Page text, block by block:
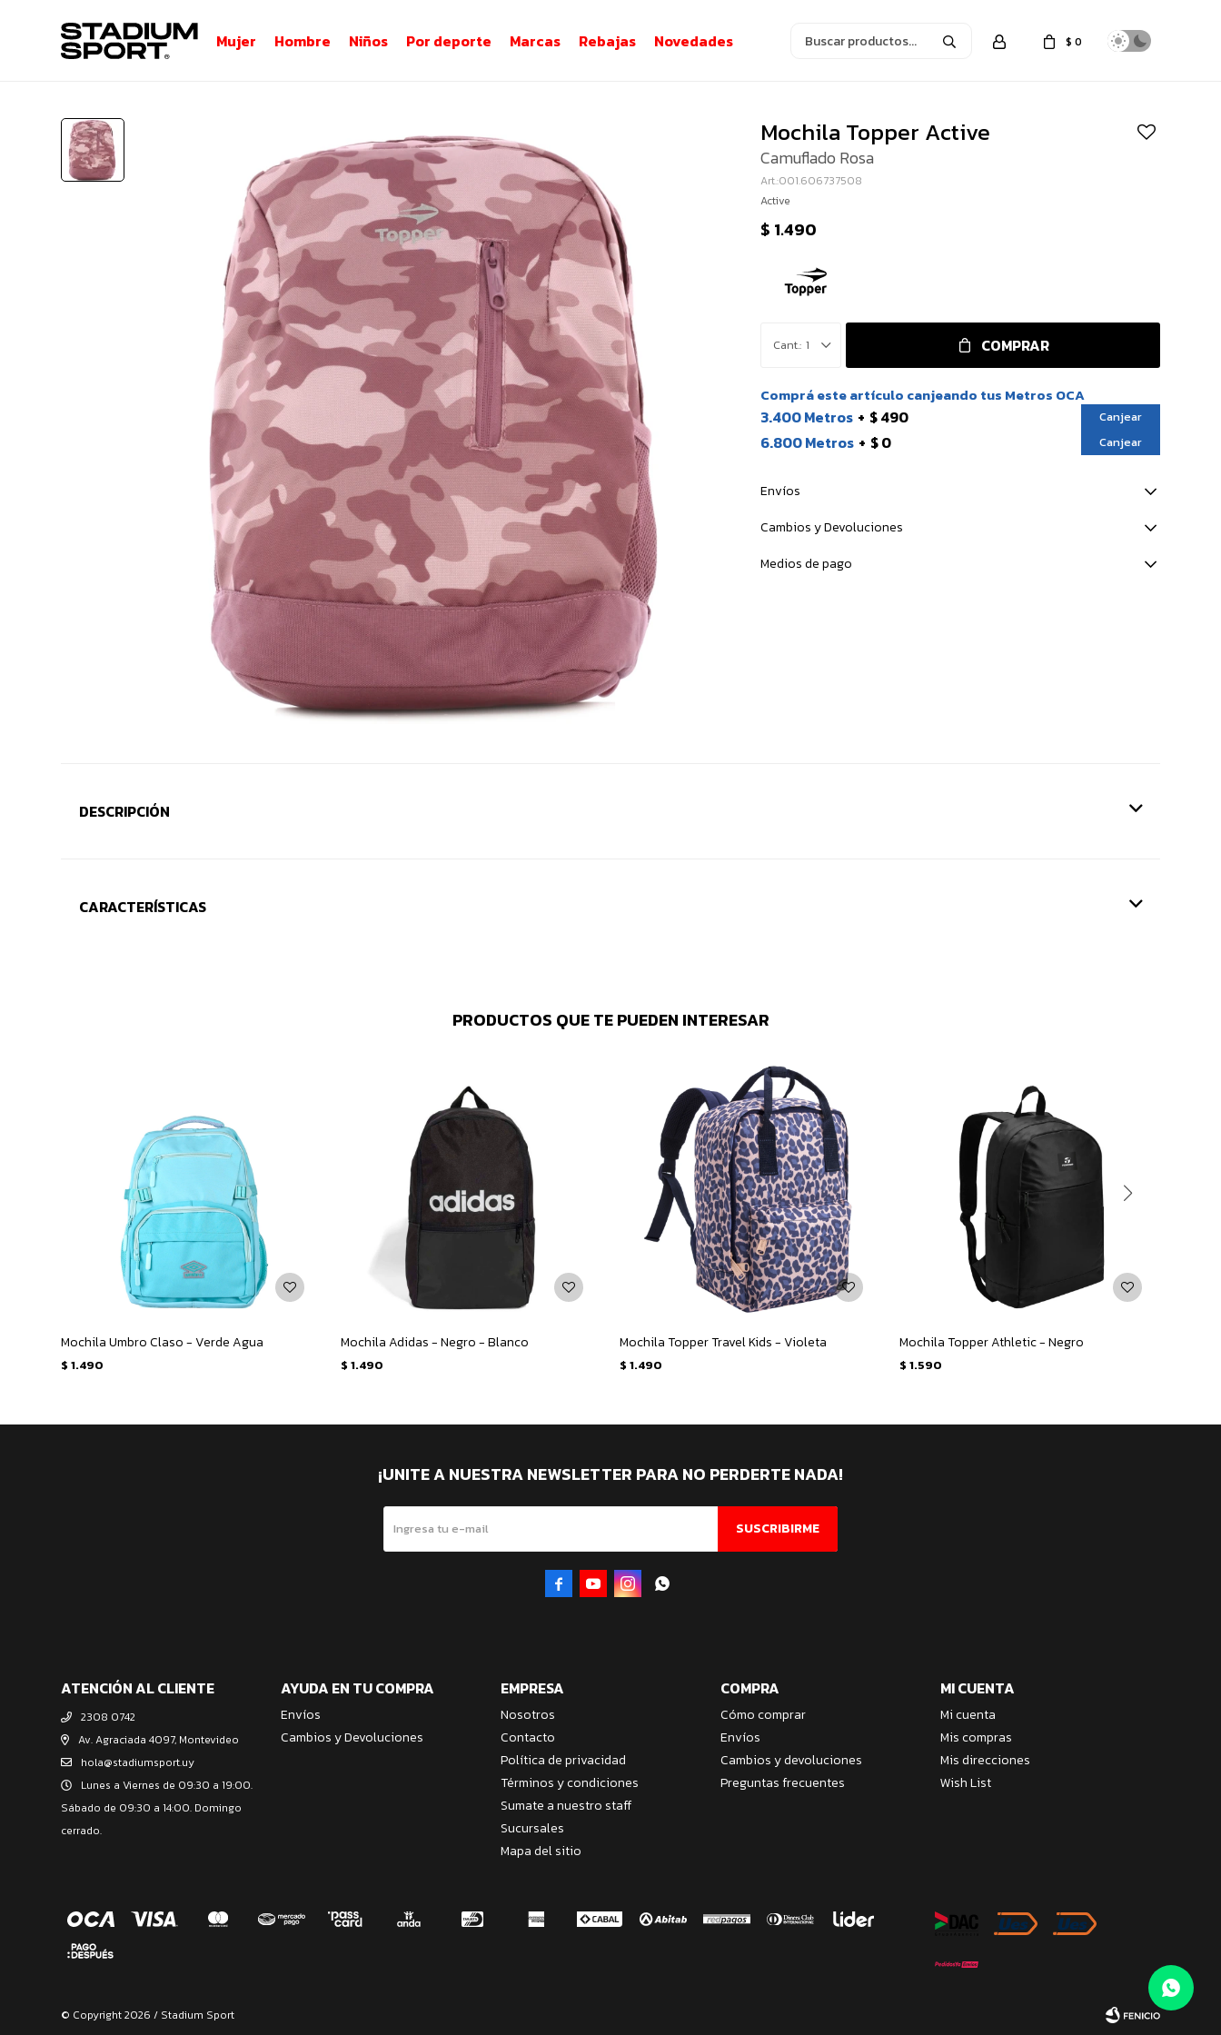
Mujer Hombre Niños Por deporte Marcas Rebajas Novedades $ 0
Mochila Topper Active
Camuflado Rosa
001.606737508
Active
$ 1.490
1 COMPRAR
Comprá este artículo canjeando tus Metros OCA
3.400 Metros $ 490 Canjear
6.800 Metros $ 0 Canjear
Envíos
Cambios y Devoluciones
Medios de pago
DESCRIPCIÓN
CARACTERÍSTICAS
PRODUCTOS QUE TE PUEDEN INTERESAR
Mochila Umbro Claso - Verde Agua
$ 1.490
Mochila Adidas - Negro - Blanco
$ 1.490
Mochila Topper Travel Kids - Violeta
$ 1.490
Mochila Topper Athletic - Negro
$ 1.590
ATENCIÓN AL CLIENTE
2308 0742
Av. Agraciada 4097, Montevideo
hola@stadiumsport.uy
Lunes a Viernes de 09:30 a 19:00.
Sábado de 09:30 a 14:00. Domingo
cerrado.
AYUDA EN TU COMPRA
Envíos
Cambios y Devoluciones
EMPRESA
Nosotros
Contacto
Política de privacidad
Términos y condiciones
Sumate a nuestro staff
Sucursales
Mapa del sitio
COMPRA
Cómo comprar
Envíos
Cambios y devoluciones
Preguntas frecuentes
MI CUENTA
Mi cuenta
Mis compras
Mis direcciones
Wish List
¡UNITE A NUESTRA NEWSLETTER PARA NO PERDERTE NADA!
SUSCRIBIRME
   
© Copyright 2026 / Stadium Sport